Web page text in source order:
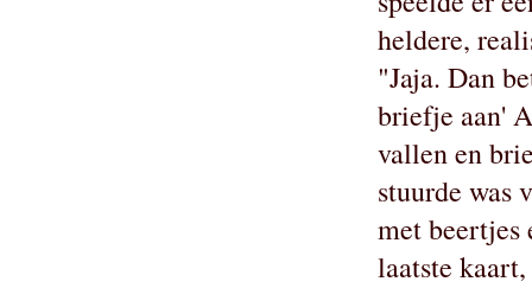
heldere,
"Jaja. Dan
briefje aan'
vallen en
stuurde was
met beertjes
laatste